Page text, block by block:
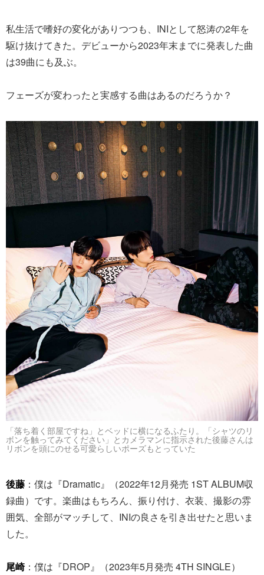
私生活で嗜好の変化がありつつも、INIとして怒涛の2年を
駆け抜けてきた。デビューから2023年末までに発表した曲
は39曲にも及ぶ。
フェーズが変わったと実感する曲はあるのだろうか？
「落ち着く部屋ですね」とベッドに横になるふたり。「シャツのリ
ボンを触ってみてください」とカメラマンに指示された後藤さんは
リボンを頭にのせる可愛らしいポーズもとっていた
後藤 ：僕は『Dramatic』（2022年12月発売 1ST ALBUM収
録曲）です。楽曲はもちろん、振り付け、衣装、撮影の雰
囲気、全部がマッチして、INIの良さを引き出せたと思いま
した。
尾崎：僕は『DROP』（2023年5月発売 4TH SINGLE）